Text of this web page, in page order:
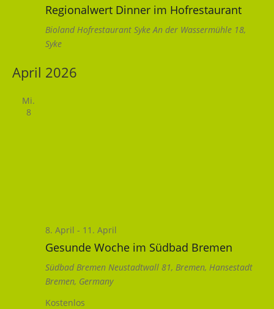
Regionalwert Dinner im Hofrestaurant
Bioland Hofrestaurant SykeAn der Wassermühle 18,
Syke
April 2026
Mi.
8
Gesunde Woche im Südbad Bremen
8. April - 11. April
Südbad Bremen Neustadtwall 81, Bremen, Hansestadt
Bremen, Germany
Kostenlos